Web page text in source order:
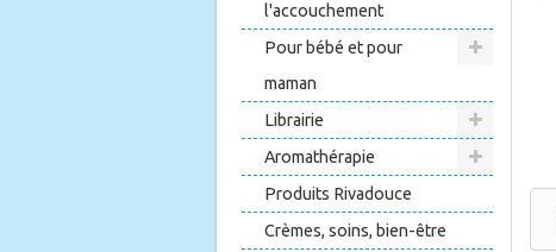
l'accouchement
Pour bébé et pour
maman
Librairie
Aromathérapie
Produits Rivadouce
Crèmes, soins, bien-être